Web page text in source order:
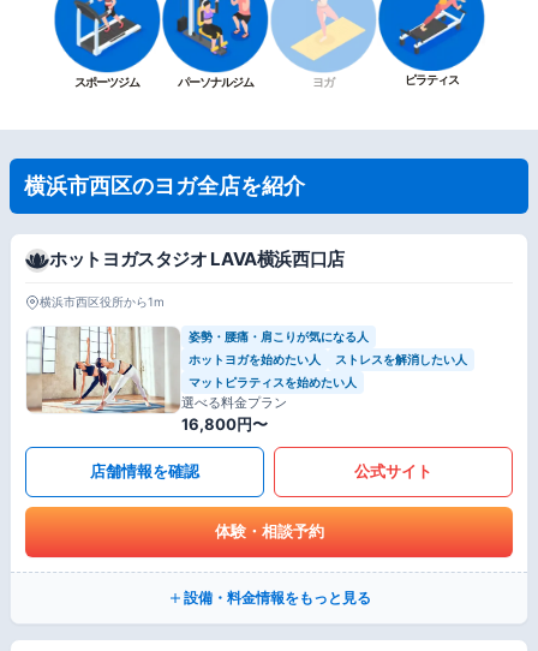
スポーツジム パーソナルジム ヨガ ピラティス
横浜市西区のヨガ全店を紹介
ホットヨガスタジオ LAVA横浜西口店
横浜市西区役所から1m
姿勢・腰痛・肩こりが気になる人
ホットヨガを始めたい人
ストレスを解消したい人
マットピラティスを始めたい人
選べる料金プラン
16,800円〜
店舗情報を確認 公式サイト
体験・相談予約
設備・料金情報をもっと見る